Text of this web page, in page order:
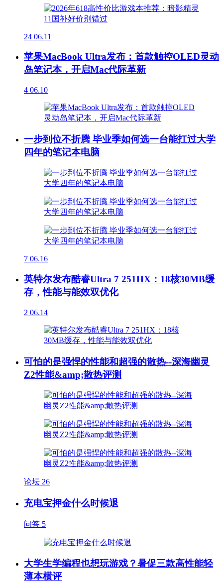
24 06.11
苹果MacBook Ultra发布：首款触控OLED灵动
岛笔记本，开启Mac代际革新
4 06.10
一步到位不折腾 毕业季如何选一台能扛过大学
四年的笔记本电脑
7 06.16
英特尔发布酷睿Ultra 7 251HX：18核30MB缓
存，性能与能效双优化
2 06.14
可怕的是强悍的性能和超强的散热--深海幽灵
Z2性能&amp;散热评测
论坛 26
充电宝押金什么时候退
问答 5
大学生学编程也想玩游戏？暑促三款高性能轻
薄本横评